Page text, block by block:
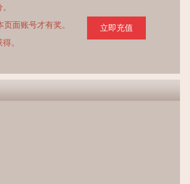
面账号才有奖。
。
立即充值